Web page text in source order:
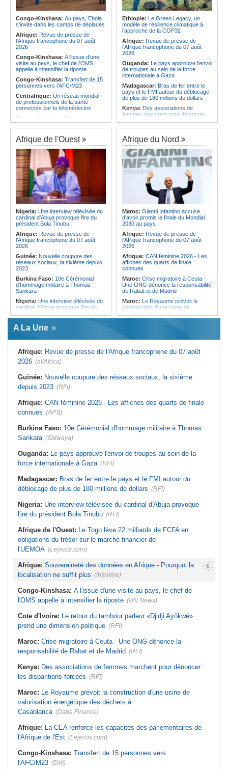
Afrique:AfroBasket U18 (F) - Le
Sénégal craque au 3e quart-temps
et s'incline face à la Tunisie (44-43)
Afrique du Nord:Santé - La
Tunisie troisième pays arabe et 49e
au monde
Angola:La nouvelle loi renforce la
protection des institutions contre les
cyberattaques, selon Mário Oliveira
Angola:Le pays criminalise la
diffusion de fausses informations
sur Internet
Congo-Kinshasa: Au pays, Ebola
s'invite dans les camps de déplacés
Afrique: Revue de presse de
l'Afrique francophone du 07 août
2026
Congo-Kinshasa: A l'issue d'une
visite au pays, le chef de l'OMS
appelle à intensifier la riposte
Congo-Kinshasa: Transfert de 15
personnes vers l'AFC/M23
Centrafrique: Un réseau mondial
de professionnels de la santé
connectés par la télémédecine
Congo-Kinshasa: Ebola au pays -
Africa CDC mise sur les
communautés
Afrique Centrale:L'explosion de la
demande de viande de brousse
extermine la faune sauvage
Congo-Kinshasa:Après l'accord
avec une branche des FDLR, les
zones d'ombre persistent
Centrafrique: Un gendarme détenu
par le groupe armé AAKG retrouve
la liberté
Rome et Kigali discutent
d'une possible externalisation au
pays des procédures d'asile à
destination de l'Italie
Ethiopie: Le Green Legacy, un
modèle de résilience climatique à
l'approche de la COP32
Afrique: Revue de presse de
l'Afrique francophone du 07 août
2026
Ouganda: Le pays approuve l'envoi
de troupes au sein de la force
internationale à Gaza
Madagascar: Bras de fer entre le
pays et le FMI autour du déblocage
de plus de 180 millions de dollars
Kenya: Des associations de
femmes marchent pour dénoncer
Afrique:La CEA renforce les
capacités des parlementaires de
l'Afrique de l'Est
Congo-Kinshasa:
Après l'accord
avec une branche des FDLR, les
zones d'ombre persistent
Sud-Soudan:
Le pays à la croisée
des chemins, alerte l'ONU
Rwanda:Rome et Kigali discutent
d'une possible externalisation au
pays des procédures d'asile à
destination de l'Italie
Somalie:Le camp de Galkayo
frappé par une violente attaque des
Forces du Puntland
Afrique de l'Ouest
Nigeria: Une interview télévisée du
cardinal d'Abuja provoque l'ire du
président Bola Tinubu
Afrique: Revue de presse de
l'Afrique francophone du 07 août
2026
Guinée: Nouvelle coupure des
réseaux sociaux, la sixième depuis
2023
Burkina Faso: 10e Cérémonial
d'hommage militaire à Thomas
Sankara
Nigeria: Une interview télévisée du
cardinal d'Abuja provoque l'ire du
Afrique de l'Ouest:
22 milliards de FCFA en obligations
l'UEMOA
Cote d'Ivoire:Le retour du tambour
parleur «Djidji Ayôkwé» prend une
dimension politique
Guinée:
Le président dissipe les
doutes concernant son état de
santé dans un message publié sur X
l'assurance pour tous - Le pacte de
- Les retards du calendrier
alimentent les soupçons d'un report
Afrique du Nord
Maroc: Gianni Infantino accusé
d'avoir promis la finale du Mondial
2030 au pays
Afrique: Revue de presse de
l'Afrique francophone du 07 août
2026
Afrique: CAN féminine 2026 - Les
affiches des quarts de finale
connues
Maroc: Crise migratoire à Ceuta -
Une ONG dénonce la responsabilité
de Rabat et de Madrid
Maroc: Le Royaume prévoit la
construction d'une usine de
déchets à Casablanca
agents de sécurité, selon des
associations
Maroc:Au-délà du communiqué -
de Sebta
Tunisie: Basket - Eliminatoires
A La Une
Afrique: Revue de presse de l'Afrique francophone du 07 août
2026 (allAfrica)
Guinée: Nouvelle coupure des réseaux sociaux, la sixième
depuis 2023 (RFI)
Afrique: CAN féminine 2026 - Les affiches des quarts de finale
connues (APS)
Burkina Faso: 10e Cérémonial d'hommage militaire à Thomas
Sankara (Sidwaya)
Ouganda: Le pays approuve l'envoi de troupes au sein de la
force internationale à Gaza (RFI)
Madagascar: Bras de fer entre le pays et le FMI autour du
déblocage de plus de 180 millions de dollars (RFI)
Nigeria: Une interview télévisée du cardinal d'Abuja provoque
l'ire du président Bola Tinubu (RFI)
Afrique de l'Ouest: Le Togo lève 22 milliards de FCFA en
obligations du trésor sur le marché financier de
l'UEMOA (Lejecos.com)
Afrique: Souveraineté des données en Afrique - Pourquoi la
localisation ne suffit plus (InfoWire)
Congo-Kinshasa: A l'issue d'une visite au pays, le chef de
l'OMS appelle à intensifier la riposte (UN News)
Cote d'Ivoire: Le retour du tambour parleur «Djidji Ayôkwé»
prend une dimension politique (RFI)
Maroc: Crise migratoire à Ceuta - Une ONG dénonce la
responsabilité de Rabat et de Madrid (RFI)
Kenya: Des associations de femmes marchent pour dénoncer
les disparitions forcées (RFI)
Maroc: Le Royaume prévoit la construction d'une usine de
valorisation énergétique des déchets à
Casablanca (Daba Finance)
Afrique: La CEA renforce les capacités des parlementaires de
l'Afrique de l'Est (Lejecos.com)
Congo-Kinshasa: Transfert de 15 personnes vers
l'AFC/M23 (DW)